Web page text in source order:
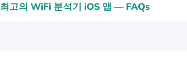
최고의 WiFi 분석기 iOS 앱 — FAQs